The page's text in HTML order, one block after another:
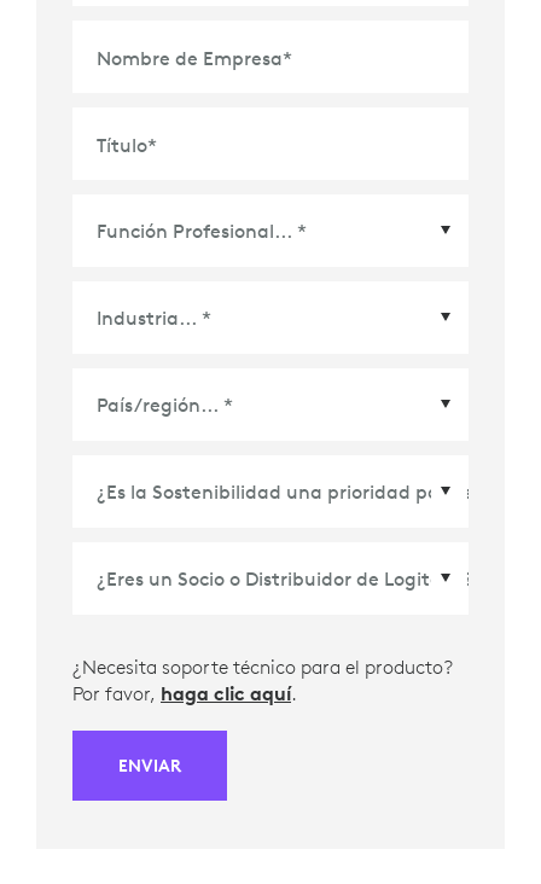
Nombre de Empresa*
Título*
¿Necesita soporte técnico para el producto?
Por favor, haga clic aquí.
ENVIAR